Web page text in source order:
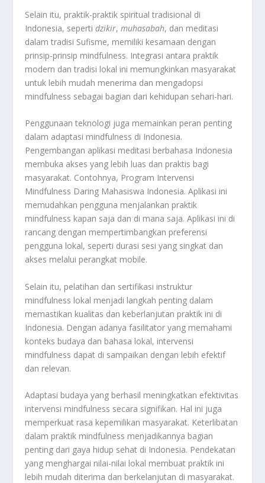
Selain itu, praktik-praktik spiritual tradisional di
Indonesia, sepertidzikir,muhasabah, dan meditasi
dalam tradisi Sufisme, memiliki kesamaan dengan
prinsip-prinsip mindfulness. Integrasi antara praktik
modern dan tradisi lokal ini memungkinkan masyarakat
untuk lebih mudah menerima dan mengadopsi
mindfulness sebagai bagian dari kehidupan sehari-hari.
Penggunaan teknologi juga memainkan peran penting
dalam adaptasi mindfulness di Indonesia.
Pengembangan aplikasi meditasi berbahasa Indonesia
membuka akses yang lebih luas dan praktis bagi
masyarakat. Contohnya, Program Intervensi
Mindfulness Daring Mahasiswa Indonesia. Aplikasi ini
memudahkan pengguna menjalankan praktik
mindfulness kapan saja dan di mana saja. Aplikasi ini di
rancang dengan mempertimbangkan preferensi
pengguna lokal, seperti durasi sesi yang singkat dan
akses melalui perangkat mobile.
Selain itu, pelatihan dan sertifikasi instruktur
mindfulness lokal menjadi langkah penting dalam
memastikan kualitas dan keberlanjutan praktik ini di
Indonesia. Dengan adanya fasilitator yang memahami
konteks budaya dan bahasa lokal, intervensi
mindfulness dapat di sampaikan dengan lebih efektif
dan relevan.
Adaptasi budaya yang berhasil meningkatkan efektivitas
intervensi mindfulness secara signifikan. Hal ini juga
memperkuat rasa kepemilikan masyarakat. Keterlibatan
dalam praktik mindfulness menjadikannya bagian
penting dari gaya hidup sehat di Indonesia. Pendekatan
yang menghargai nilai-nilai lokal membuat praktik ini
lebih mudah diterima dan berkelanjutan di masyarakat.